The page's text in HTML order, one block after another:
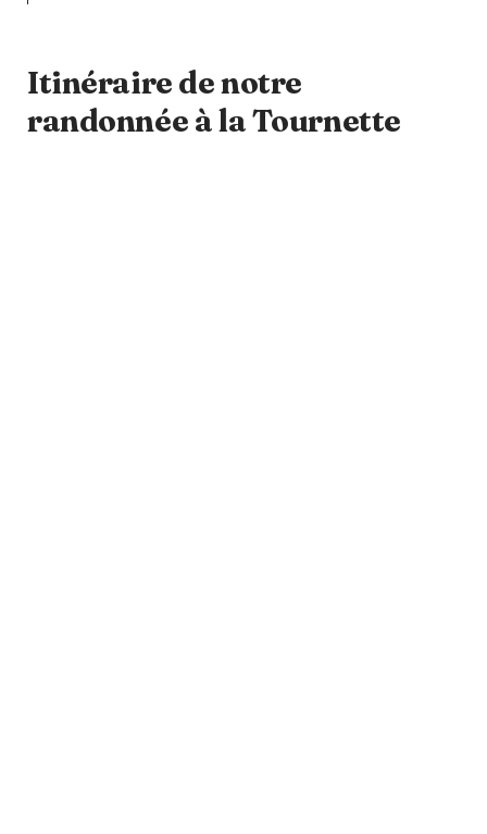
Itinéraire de notre
randonnée à la Tournette